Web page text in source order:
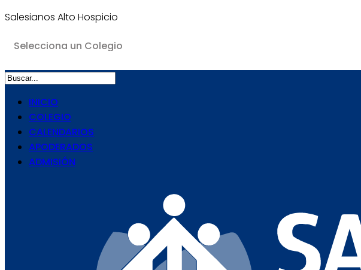
Salesianos Alto Hospicio
INICIO
COLEGIO
CALENDARIOS
APODERADOS
ADMISIÓN